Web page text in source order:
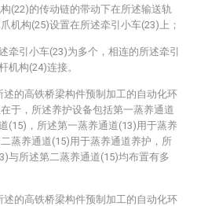
(22)的传动链的带动下在所述输送轨
机构(25)设置在所述牵引小车(23)上；
牵引小车(23)为多个，相连的所述牵引
机构(24)连接。
述的高铁桥梁构件预制加工的自动化环
于，所述养护设备包括第一蒸养通道
(15)，所述第一蒸养通道(13)用于蒸养
蒸养通道(15)用于蒸养通道养护，所
与所述第二蒸养通道(15)均布置有多
述的高铁桥梁构件预制加工的自动化环